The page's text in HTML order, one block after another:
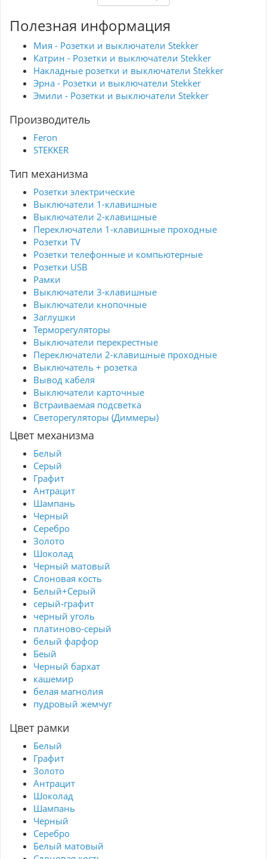
STEKKER Эмили для повышения комфорта и
Полезная информация
Мия - Розетки и выключатели Stekker
Катрин - Розетки и выключатели Stekker
Накладные розетки и выключатели Stekker
Эрна - Розетки и выключатели Stekker
Эмили - Розетки и выключатели Stekker
Производитель
Feron
STEKKER
Тип механизма
Розетки электрические
Выключатели 1-клавишные
Выключатели 2-клавишные
Переключатели 1-клавишные проходные
Розетки TV
Розетки телефонные и компьютерные
Розетки USB
Рамки
Выключатели 3-клавишные
Выключатели кнопочные
Заглушки
Терморегуляторы
Выключатели перекрестные
Переключатели 2-клавишные проходные
Выключатель + розетка
Вывод кабеля
Выключатели карточные
Встраиваемая подсветка
Светорегуляторы (Диммеры)
Цвет механизма
Белый
Серый
Графит
Антрацит
Шампань
Черный
Серебро
Золото
Шоколад
Черный матовый
Слоновая кость
Белый+Серый
серый-графит
черный уголь
платиново-серый
белый фарфор
Беый
Черный бархат
кашемир
белая магнолия
пудровый жемчуг
Цвет рамки
Белый
Графит
Золото
Антрацит
Шоколад
Шампань
Черный
Серебро
Белый матовый